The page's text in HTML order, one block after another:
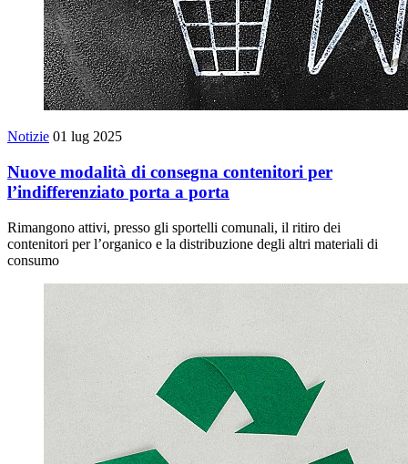
Notizie 01 lug 2025
Nuove modalità di consegna contenitori per
l’indifferenziato porta a porta
Rimangono attivi, presso gli sportelli comunali, il ritiro dei
contenitori per l’organico e la distribuzione degli altri materiali di
consumo